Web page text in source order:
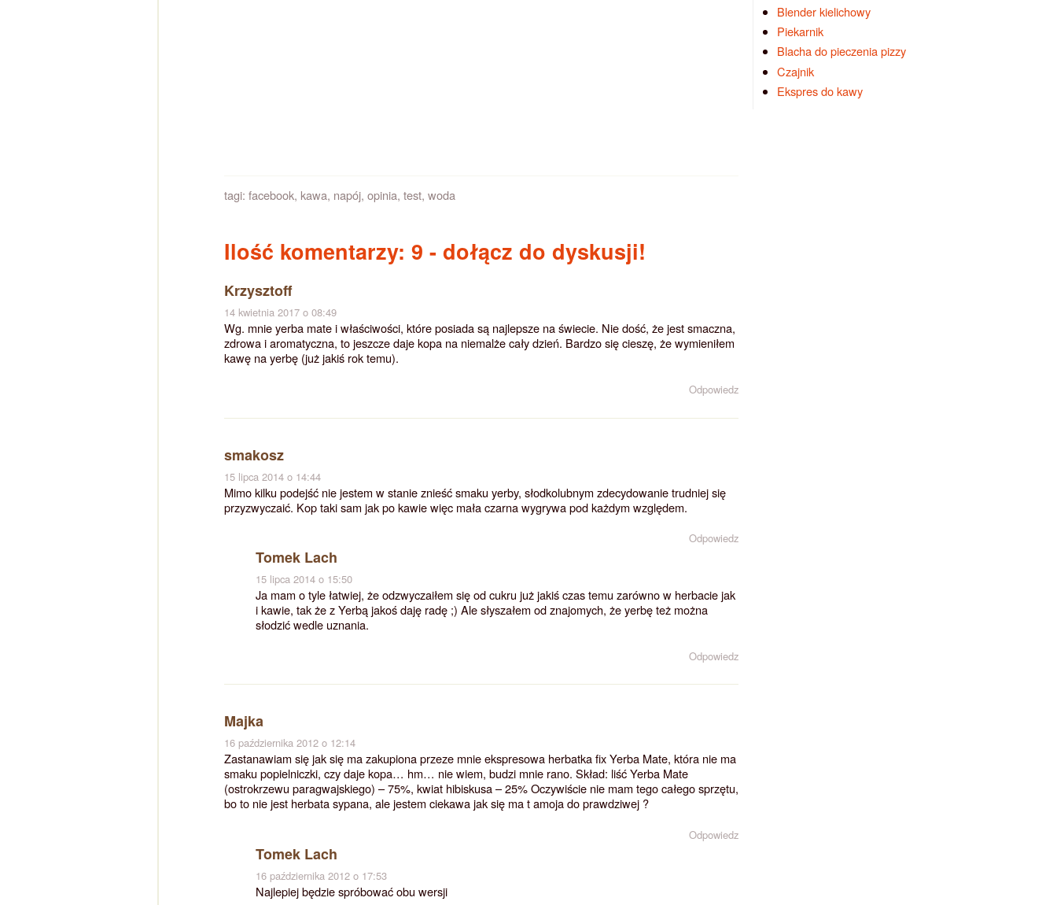
tagi: facebook, kawa, napój, opinia, test, woda
Blender kielichowy
Piekarnik
Blacha do pieczenia pizzy
Czajnik
Ekspres do kawy
Ilość komentarzy: 9 - dołącz do dyskusji!
Krzysztoff
14 kwietnia 2017 o 08:49
Wg. mnie yerba mate i właściwości, które posiada są najlepsze na świecie. Nie dość, że jest smaczna,
zdrowa i aromatyczna, to jeszcze daje kopa na niemalże cały dzień. Bardzo się cieszę, że wymieniłem
kawę na yerbę (już jakiś rok temu).
Odpowiedz
smakosz
15 lipca 2014 o 14:44
Mimo kilku podejść nie jestem w stanie znieść smaku yerby, słodkolubnym zdecydowanie trudniej się
przyzwyczaić. Kop taki sam jak po kawie więc mała czarna wygrywa pod każdym względem.
Odpowiedz
Tomek Lach
15 lipca 2014 o 15:50
Ja mam o tyle łatwiej, że odzwyczaiłem się od cukru już jakiś czas temu zarówno w herbacie jak
i kawie, tak że z Yerbą jakoś daję radę ;) Ale słyszałem od znajomych, że yerbę też można
słodzić wedle uznania.
Odpowiedz
Majka
16 października 2012 o 12:14
Zastanawiam się jak się ma zakupiona przeze mnie ekspresowa herbatka fix Yerba Mate, która nie ma
smaku popielniczki, czy daje kopa… hm… nie wiem, budzi mnie rano. Skład: liść Yerba Mate
(ostrokrzewu paragwajskiego) – 75%, kwiat hibiskusa – 25% Oczywiście nie mam tego całego sprzętu,
bo to nie jest herbata sypana, ale jestem ciekawa jak się ma t amoja do prawdziwej ?
Odpowiedz
Tomek Lach
16 października 2012 o 17:53
Najlepiej będzie spróbować obu wersji